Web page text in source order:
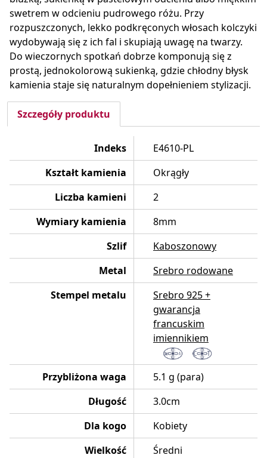
swetrem w odcieniu pudrowego różu. Przy
rozpuszczonych, lekko podkręconych włosach kolczyki
wydobywają się z ich fal i skupiają uwagę na twarzy.
Do wieczornych spotkań dobrze komponują się z
prostą, jednokolorową sukienką, gdzie chłodny błysk
kamienia staje się naturalnym dopełnieniem stylizacji.
Szczegóły produktu
Indeks
E4610-PL
Kształt kamienia
Okrągły
Liczba kamieni
2
Wymiary kamienia
8mm
Szlif
Kaboszonowy
Metal
Srebro rodowane
Stempel metalu
Srebro 925 +
gwarancja
francuskim
imiennikiem
Przybliżona waga
5.1 g (para)
Długość
3.0cm
Dla kogo
Kobiety
Wielkość
Średni